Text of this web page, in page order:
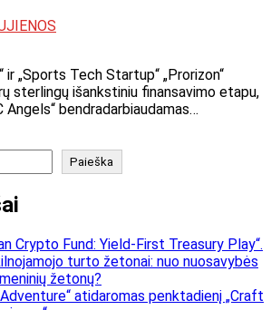
ir „Sports Tech Startup“ „Prorizon“
sterlingų išankstiniu finansavimo etapu,
Angels“ bendradarbiaudamas…
Paieška
Crypto Fund: Yield-First Treasury Play“.
turto žetonai: nuo nuosavybės
žetonų?
atidaromas penktadienį „Craft